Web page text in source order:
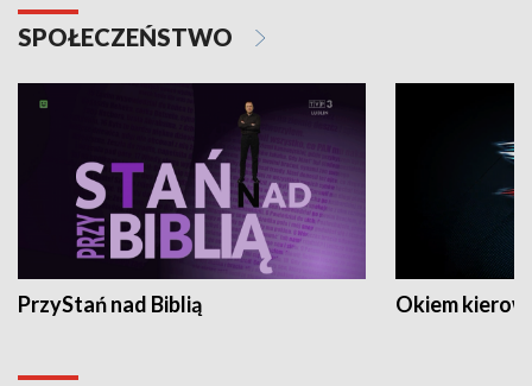
SPOŁECZEŃSTWO
PrzyStań nad Biblią Okiem